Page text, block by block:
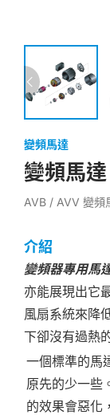
變頻馬達
變頻馬達
AVB / AVV 變頻
介紹
變頻器專用馬
亦能展現出它
風扇系統來降
下卻沒有過熱
一個標準的馬
原先的少一些
的效果會惡化